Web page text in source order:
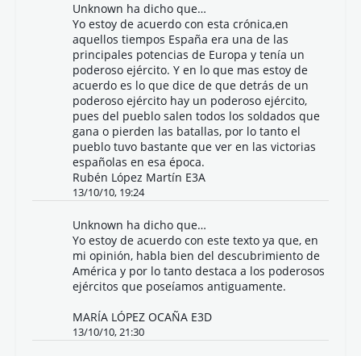
Unknown ha dicho que…
Yo estoy de acuerdo con esta crónica,en
aquellos tiempos España era una de las
principales potencias de Europa y tenía un
poderoso ejército. Y en lo que mas estoy de
acuerdo es lo que dice de que detrás de un
poderoso ejército hay un poderoso ejército,
pues del pueblo salen todos los soldados que
gana o pierden las batallas, por lo tanto el
pueblo tuvo bastante que ver en las victorias
españolas en esa época.
Rubén López Martín E3A
13/10/10, 19:24
Unknown ha dicho que…
Yo estoy de acuerdo con este texto ya que, en
mi opinión, habla bien del descubrimiento de
América y por lo tanto destaca a los poderosos
ejércitos que poseíamos antiguamente.
MARÍA LÓPEZ OCAÑA E3D
13/10/10, 21:30